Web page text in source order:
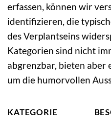
erfassen, können wir
identifizieren, die
des Verplantseins
Kategorien sind nicht
abgrenzbar, bieten aber
um die humorvollen
KATEGORIE